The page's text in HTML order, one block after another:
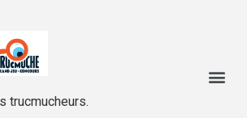
trucmucheurs.